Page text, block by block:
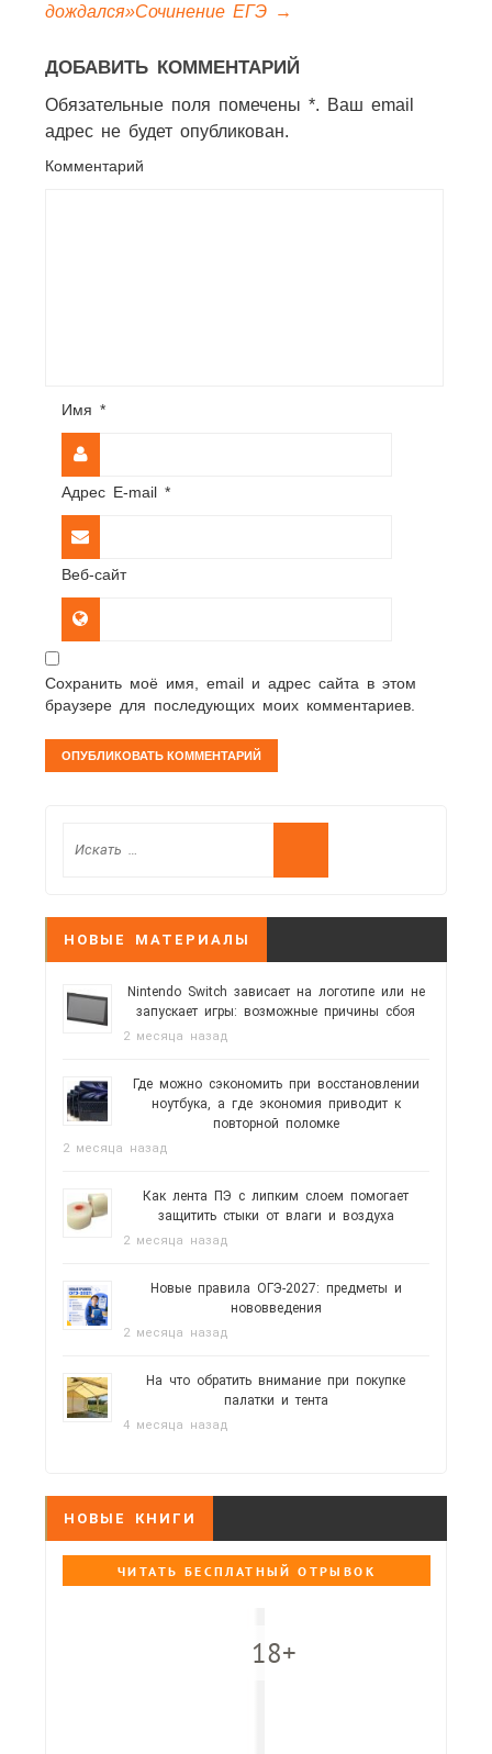
дождался»Сочинение ЕГЭ →
ДОБАВИТЬ КОММЕНТАРИЙ
Обязательные поля помечены *. Ваш email
адрес не будет опубликован.
Комментарий
Имя *
Адрес E-mail *
Веб-сайт
Сохранить моё имя, email и адрес сайта в этом
браузере для последующих моих комментариев.
НОВЫЕ МАТЕРИАЛЫ
Nintendo Switch зависает на логотипе или не
запускает игры: возможные причины сбоя
2 месяца назад
Где можно сэкономить при восстановлении
ноутбука, а где экономия приводит к
повторной поломке
2 месяца назад
Как лента ПЭ с липким слоем помогает
защитить стыки от влаги и воздуха
2 месяца назад
Новые правила ОГЭ-2027: предметы и
нововведения
2 месяца назад
На что обратить внимание при покупке
палатки и тента
4 месяца назад
НОВЫЕ КНИГИ